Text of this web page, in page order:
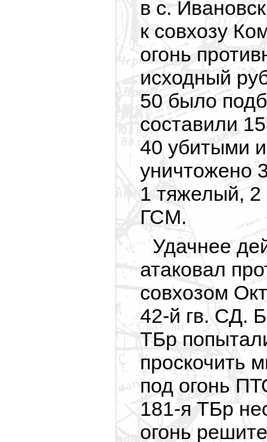
в с.
к совхозу
огонь
исходный
50 было
составили
40 убитыми
уничтожено
1 тяжелый,
ГСМ.
Удачнее
атаковал
совхозом
42-й гв. СД.
ТБр
проскочить
под огонь
181-я ТБр
огонь